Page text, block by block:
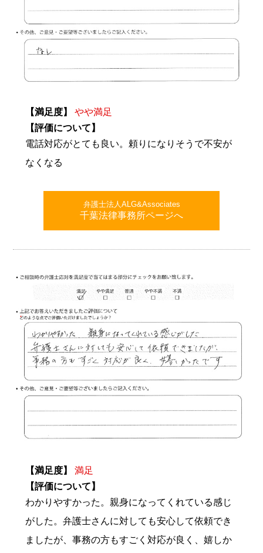
【満足度】
やや満足
【評価について】
電話対応がとても良い。頼りになりそうで不安が
なくなる
弁護士法人ALG&Associates
千葉法律事務所ページへ
【満足度】
満足
【評価について】
わかりやすかった。親身になってくれている感じ
がした。弁護士さんに対しても安心して依頼でき
ましたが、事務の方もすごく対応が良く、嬉しか